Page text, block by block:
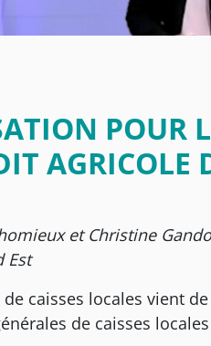
POUR
et Christine
Est
caisses locales vient
de caisses